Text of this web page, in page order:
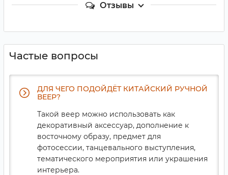
Отзывы
Частые вопросы
ДЛЯ ЧЕГО ПОДОЙДЁТ КИТАЙСКИЙ РУЧНОЙ
ВЕЕР?
Такой веер можно использовать как
декоративный аксессуар, дополнение к
восточному образу, предмет для
фотосессии, танцевального выступления,
тематического мероприятия или украшения
интерьера.